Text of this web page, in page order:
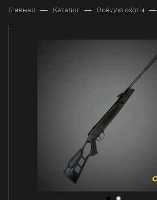
Главная — Каталог — Всё для охоты —